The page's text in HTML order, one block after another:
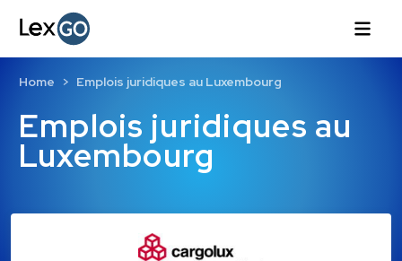
Emplois juridiques au
Luxembourg
Home Emplois juridiques au Luxembourg